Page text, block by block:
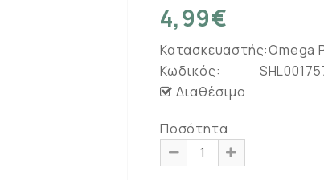
4,99€
Κατασκευαστής:Omega
Κωδικός:
Διαθέσιμο
Ποσότητα